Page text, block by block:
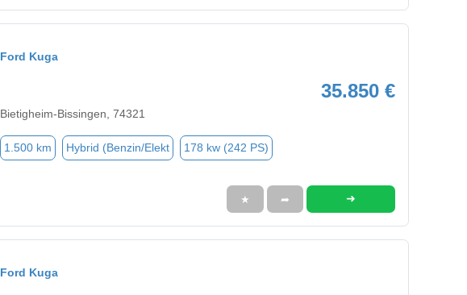
Ford Kuga
35.850 €
Bietigheim-Bissingen, 74321
1.500 km Hybrid (Benzin/Elekt 178 kw (242 PS)
★ ➦ ➜
Ford Kuga